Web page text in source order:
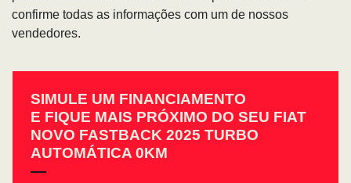
confirme todas as informações com um de nossos
vendedores.
SIMULE UM FINANCIAMENTO
E FIQUE MAIS PRÓXIMO DO SEU FIAT
NOVO FASTBACK 2025 TURBO
AUTOMÁTICA 0KM